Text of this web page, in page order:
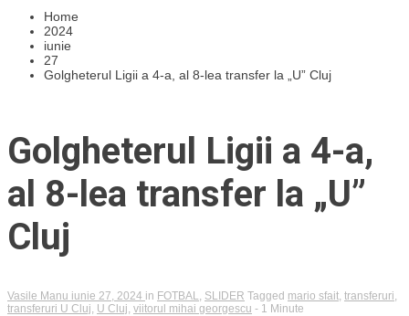
Home
2024
iunie
27
Golgheterul Ligii a 4-a, al 8-lea transfer la „U” Cluj
Golgheterul Ligii a 4-a,
al 8-lea transfer la „U”
Cluj
Vasile Manu iunie 27, 2024 in FOTBAL SLIDER Tagged mario sfait transferuri
transferuri U Cluj U Cluj viitorul mihai georgescu - 1 Minute